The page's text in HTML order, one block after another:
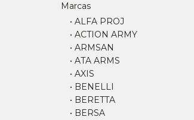
Marcas
• ALFA PROJ
• ACTION ARMY
• ARMSAN
• ATA ARMS
• AXIS
• BENELLI
• BERETTA
• BERSA